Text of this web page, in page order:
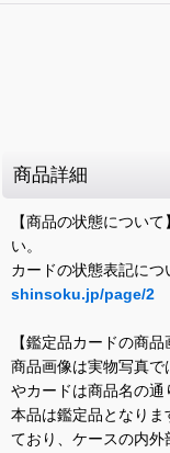
商品詳細
【商品の状態につい
い。
カードの状態表記につ
shinsoku.jp/page/2
【鑑定品カードの商品
商品画像は実物写真
やカードは商品名の通
本品は鑑定品となり
ており、ケースの内